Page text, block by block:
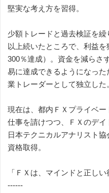
堅実な考え方を習得。
少額トレードと過去検証を
以上続いたところで、利益
300％達成）。資金を減らさ
易に達成できるようになっ
業トレーダーとして独立した
現在は、都内ＦＸプライベ
仕事を請けつつ、ＦＸのデイ
日本テクニカルアナリスト
資格取得。
「ＦＸは、マインドと正し
------